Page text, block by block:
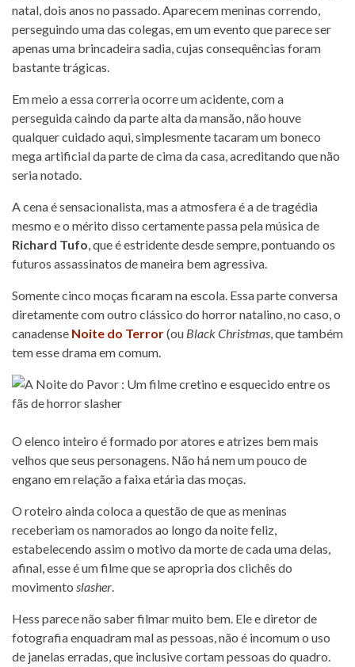
natal, dois anos no passado. Aparecem meninas correndo,
perseguindo uma das colegas, em um evento que parece ser
apenas uma brincadeira sadia, cujas consequências foram
bastante trágicas.
Em meio a essa correria ocorre um acidente, com a
perseguida caindo da parte alta da mansão, não houve
qualquer cuidado aqui, simplesmente tacaram um boneco
mega artificial da parte de cima da casa, acreditando que não
seria notado.
A cena é sensacionalista, mas a atmosfera é a de tragédia
mesmo e o mérito disso certamente passa pela música de
Richard Tufo, que é estridente desde sempre, pontuando os
futuros assassinatos de maneira bem agressiva.
Somente cinco moças ficaram na escola. Essa parte conversa
diretamente com outro clássico do horror natalino, no caso, o
canadense Noite do Terror(ou Black Christmas, que também
tem esse drama em comum.
O elenco inteiro é formado por atores e atrizes bem mais
velhos que seus personagens. Não há nem um pouco de
engano em relação a faixa etária das moças.
O roteiro ainda coloca a questão de que as meninas
receberiam os namorados ao longo da noite feliz,
estabelecendo assim o motivo da morte de cada uma delas,
afinal, esse é um filme que se apropria dos clichês do
movimento slasher.
Hess parece não saber filmar muito bem. Ele e diretor de
fotografia enquadram mal as pessoas, não é incomum o uso
de janelas erradas, que inclusive cortam pessoas do quadro.